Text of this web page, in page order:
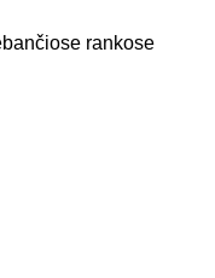
rankose